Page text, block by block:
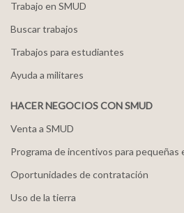
Trabajo en SMUD
Buscar trabajos
Trabajos para estudiantes
Ayuda a militares
HACER NEGOCIOS CON SMUD
Venta a SMUD
Programa de incentivos para pequeñas
Oportunidades de contratación
Uso de la tierra